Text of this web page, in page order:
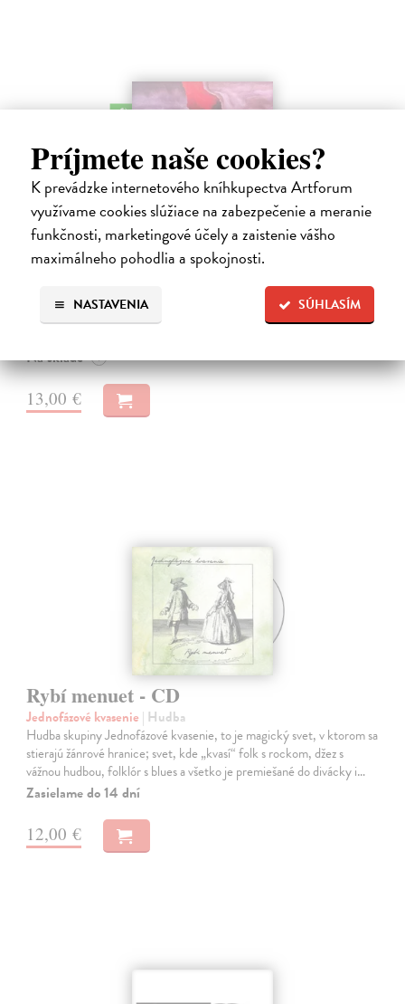
Príjmete naše cookies?
K prevádzke internetového kníhkupectva Artforum
využívame cookies slúžiace na zabezpečenie a meranie
funkčnosti, marketingové účely a zaistenie vášho
maximálneho pohodlia a spokojnosti.
SÚHLASÍM
NASTAVENIA
The Breathing Earth - CD
Waking Vision| Hudba
Dlhých sedemnásť rokov museli čakať fanúšikovia kultového
zoskupenia Waking Vision na nový album. Gitarista a skladateľ John
Shannon a bubeník Martin Valihora, spolužiaci z prestížnej Berklee
Na sklade ?
13,00 €
Rybí menuet - CD
Jednofázové kvasenie | Hudba
Hudba skupiny Jednofázové kvasenie, to je magický svet, v ktorom sa
stierajú žánrové hranice; svet, kde „kvasí“ folk s rockom, džez s
vážnou hudbou, folklór s blues a všetko je premiešané do divácky i…
Zasielame do 14 dní
12,00 €